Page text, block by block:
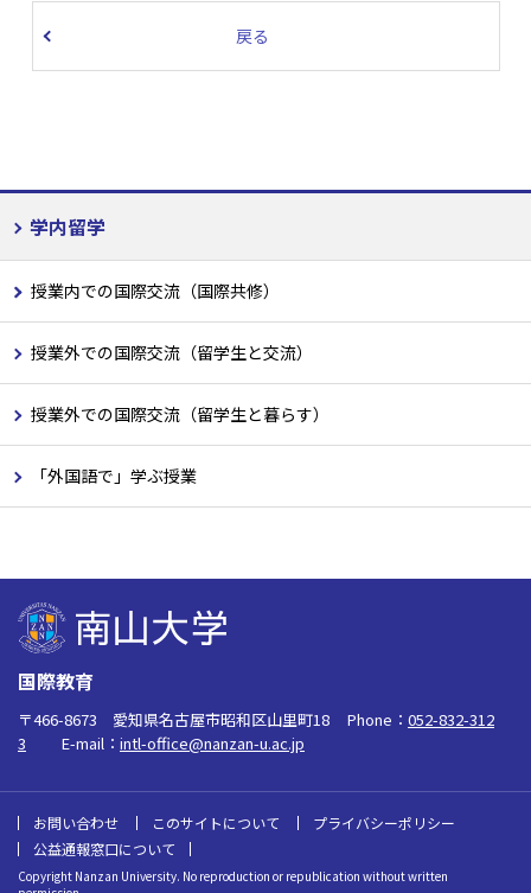
戻る
学内留学
授業内での国際交流（国際共修）
授業外での国際交流（留学生と交流）
授業外での国際交流（留学生と暮らす）
「外国語で」学ぶ授業
国際教育
〒466-8673 愛知県名古屋市昭和区山里町18 Phone： 052-832-312
3
E-mail： intl-office@nanzan-u.ac.jp
お問い合わせ このサイトについて
プライバシーポリシー
公益通報窓口について
Copyright Nanzan University. No reproduction or republication without written